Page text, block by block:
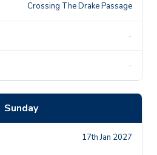
Crossing The Drake Passage
-
-
Sunday
17th Jan 2027